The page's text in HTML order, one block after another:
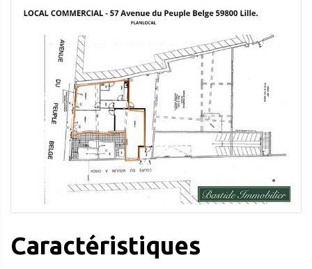
Caractéristiques